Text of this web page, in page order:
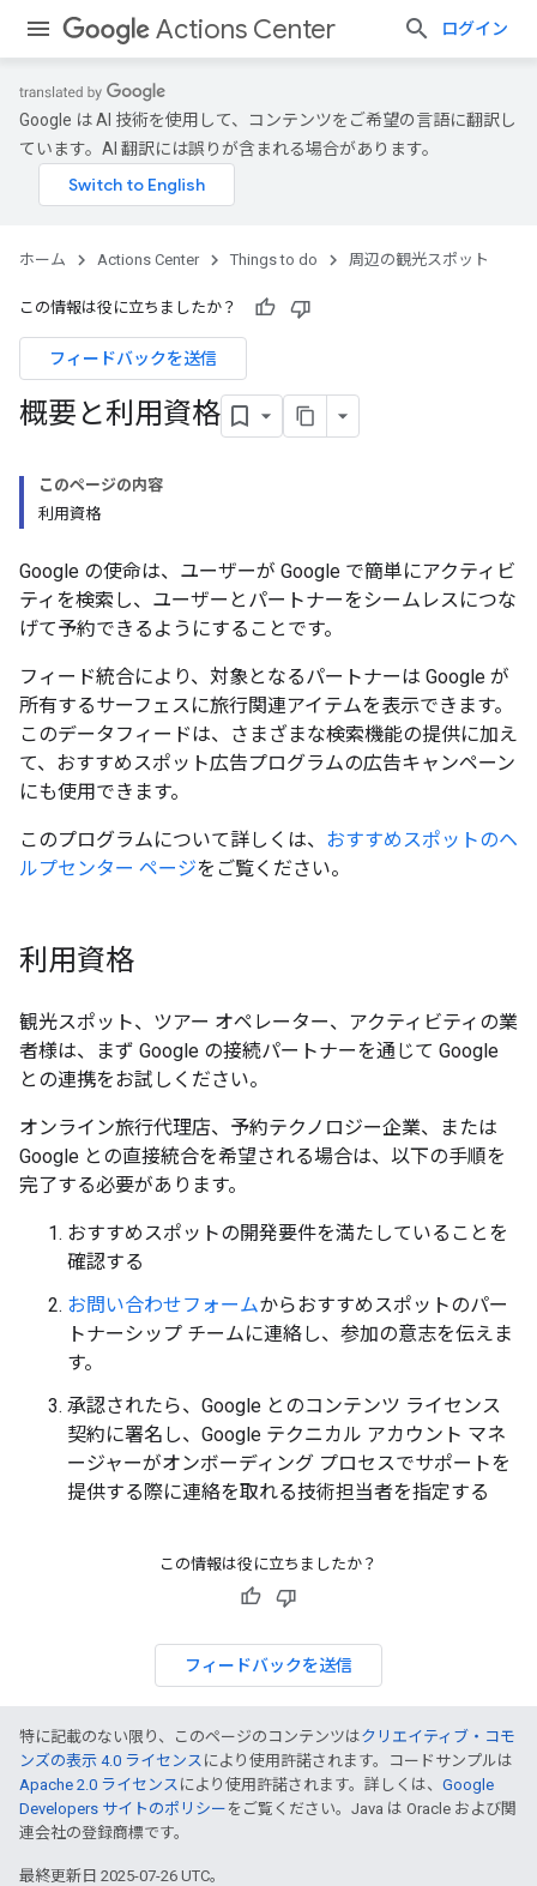
Actions Center ログイン
Google は AI 技術を使用して、コンテンツをご希望の言語に翻訳し
ています。AI 翻訳には誤りが含まれる場合があります。
ホーム Actions Center Things to do 周辺の観光スポット
この情報は役に立ちましたか？
フィードバックを送信
概要と利用資格
このページの内容
利用資格
Google の使命は、ユーザーが Google で簡単にアクティビ
ティを検索し、ユーザーとパートナーをシームレスにつな
げて予約できるようにすることです。
フィード統合により、対象となるパートナーは Google が
所有するサーフェスに旅行関連アイテムを表示できます。
このデータフィードは、さまざまな検索機能の提供に加え
て、おすすめスポット広告プログラムの広告キャンペーン
にも使用できます。
このプログラムについて詳しくは、 おすすめスポットのヘ
ルプセンター ページをご覧ください。
利用資格
観光スポット、ツアー オペレーター、アクティビティの業
者様は、まず Google の接続パートナーを通じて Google
との連携をお試しください。
オンライン旅行代理店、予約テクノロジー企業、または
Google との直接統合を希望される場合は、以下の手順を
完了する必要があります。
おすすめスポットの開発要件を満たしていることを
確認する
お問い合わせフォームからおすすめスポットのパー
トナーシップ チームに連絡し、参加の意志を伝えま
す。
承認されたら、Google とのコンテンツ ライセンス
契約に署名し、Google テクニカル アカウント マネ
ージャーがオンボーディング プロセスでサポートを
提供する際に連絡を取れる技術担当者を指定する
この情報は役に立ちましたか？
フィードバックを送信
特に記載のない限り、このページのコンテンツはクリエイティブ・コモ
ンズの表示 4.0 ライセンス により使用許諾されます。コードサンプルは
Apache 2.0 ライセンス により使用許諾されます。詳しくは、 Google
Developers サイトのポリシー をご覧ください。Java は Oracle および関
連会社の登録商標です。
最終更新日 2025-07-26 UTC。